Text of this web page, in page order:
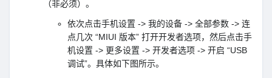
（非必须）。
依次点击手机设置 -> 我的设备 -> 全部参数 -> 连
点几次 “MIUI 版本” 打开开发者选项，然后点击手
机设置 -> 更多设置 -> 开发者选项 -> 开启 “USB
调试”。具体如下图所示。